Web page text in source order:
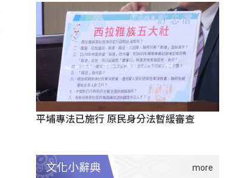
平埔專法已施行 原民身分法暫緩審查
文化小辭典